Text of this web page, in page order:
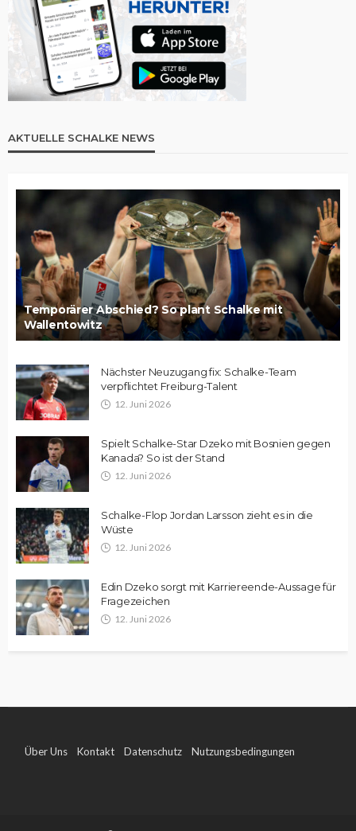
AKTUELLE SCHALKE NEWS
Temporärer Abschied? So plant Schalke mit
Wallentowitz
Nächster Neuzugang fix: Schalke-Team
verpflichtet Freiburg-Talent
12. Juni 2026
Spielt Schalke-Star Dzeko mit Bosnien gegen
Kanada? So ist der Stand
12. Juni 2026
Schalke-Flop Jordan Larsson zieht es in die
Wüste
12. Juni 2026
Edin Dzeko sorgt mit Karriereende-Aussage für
Fragezeichen
12. Juni 2026
Über Uns Kontakt Datenschutz Nutzungsbedingungen